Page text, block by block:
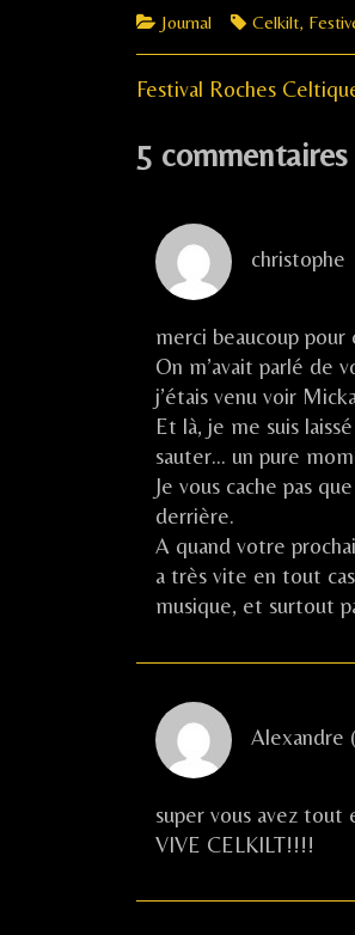
Categories
Journal Tags
Celkilt,
Navigation
de
Previous
Festival Roches
5 commentaires
christophe
merci beaucoup pour
On m’avait parlé de
j’étais venu voir
Et là, je me suis
sauter… un pure
Je vous cache pas
derrière.
A quand votre
a très vite en tout
musique, et surtout
Alexandre
super vous avez tout
VIVE CELKILT!!!!